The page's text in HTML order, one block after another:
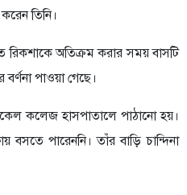
তিনি।
রিকশাকে অতিক্রম করার সময় বাসটি
পাওয়া গেছে।
কলেজ হাসপাতালে পাঠানো হয়।
বসতে পারেননি। তাঁর বাড়ি চান্দিনা